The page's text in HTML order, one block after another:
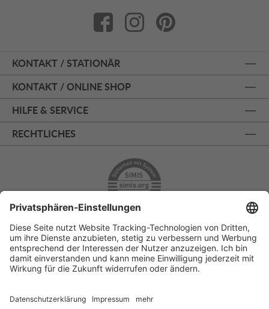
KONTAKT / STATIONÄR
KONTAKT / ONLINE SHOP
HILFE & SERVICE
RECHTLICHES
ÜBER 125 JAHRE AM PRINZIPALMARKT
PERSÖNLICHE BERATUNG
KOSTENLOSER RÜCKVERSAND